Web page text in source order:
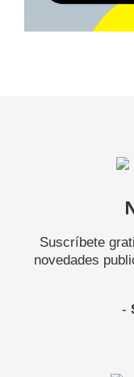
Suscríbete
novedades
-